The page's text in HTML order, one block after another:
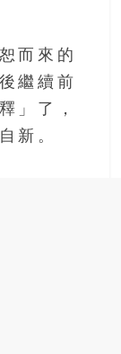
而來的
繼續前
」了，
新。